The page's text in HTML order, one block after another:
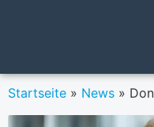
Startseite » News »